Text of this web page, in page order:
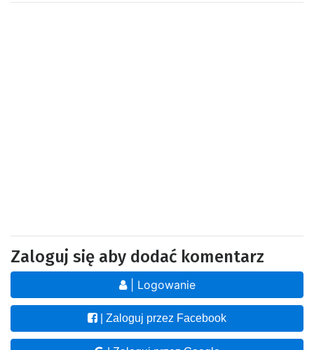
Zaloguj się aby dodać komentarz
| Logowanie
| Zaloguj przez Facebook